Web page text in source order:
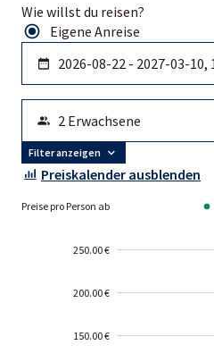
Wie willst du reisen?
Eigene Anreise
Filter anzeigen
Preiskalender ausblenden
Preise pro Person ab
250.00 €
200.00 €
150.00 €